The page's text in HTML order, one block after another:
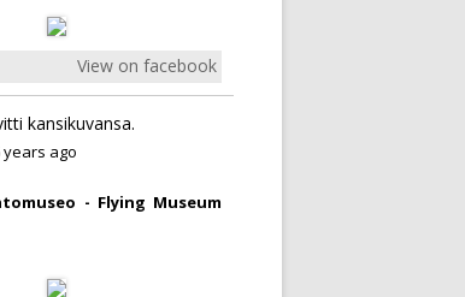
View on facebook
kansikuvansa.
years ago
- Flying Museum